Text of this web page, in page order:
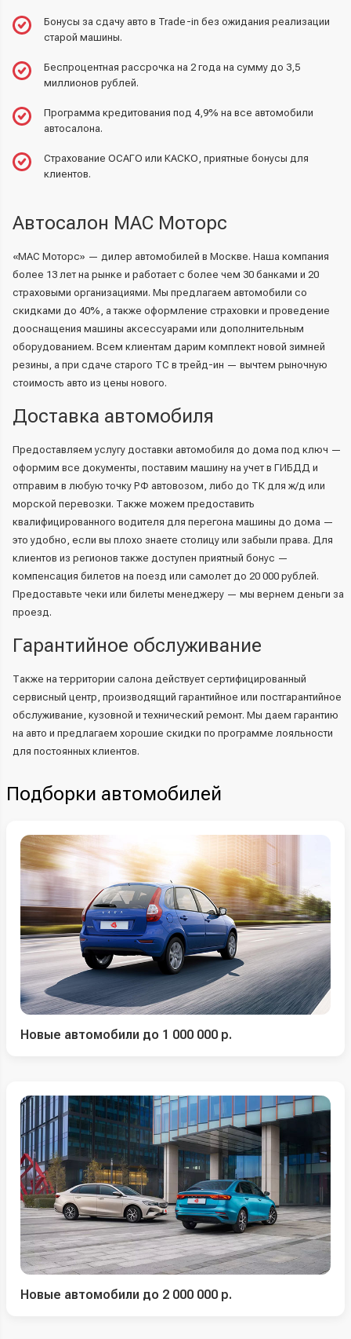
Бонусы за сдачу авто в Trade-in без ожидания реализации
старой машины.
Беспроцентная рассрочка на 2 года на сумму до 3,5
миллионов рублей.
Программа кредитования под 4,9% на все автомобили
автосалона.
Страхование ОСАГО или КАСКО, приятные бонусы для
клиентов.
Автосалон МАС Моторс
«МАС Моторс» — дилер автомобилей в Москве. Наша компания
более 13 лет на рынке и работает с более чем 30 банками и 20
страховыми организациями. Мы предлагаем автомобили со
скидками до 40%, а также оформление страховки и проведение
дооснащения машины аксессуарами или дополнительным
оборудованием. Всем клиентам дарим комплект новой зимней
резины, а при сдаче старого ТС в трейд-ин — вычтем рыночную
стоимость авто из цены нового.
Доставка автомобиля
Предоставляем услугу доставки автомобиля до дома под ключ —
оформим все документы, поставим машину на учет в ГИБДД и
отправим в любую точку РФ автовозом, либо до ТК для ж/д или
морской перевозки. Также можем предоставить
квалифицированного водителя для перегона машины до дома —
это удобно, если вы плохо знаете столицу или забыли права. Для
клиентов из регионов также доступен приятный бонус —
компенсация билетов на поезд или самолет до 20 000 рублей.
Предоставьте чеки или билеты менеджеру — мы вернем деньги за
проезд.
Гарантийное обслуживание
Также на территории салона действует сертифицированный
сервисный центр, производящий гарантийное или постгарантийное
обслуживание, кузовной и технический ремонт. Мы даем гарантию
на авто и предлагаем хорошие скидки по программе лояльности
для постоянных клиентов.
Подборки автомобилей
Новые автомобили до 1 000 000 р.
Новые автомобили до 2 000 000 р.